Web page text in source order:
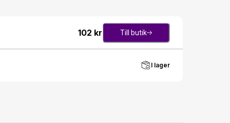
102 kr Till butik
I lager